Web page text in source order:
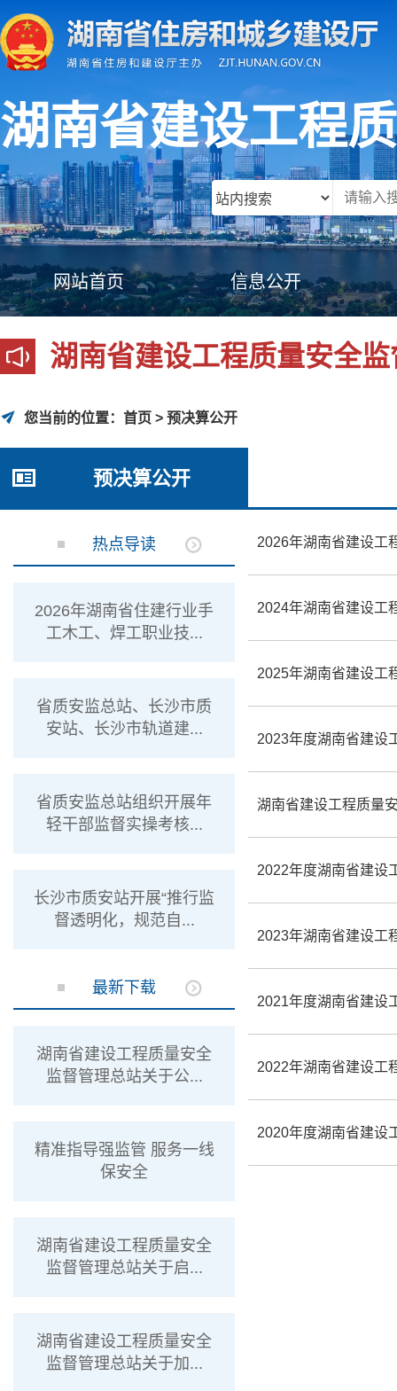
湖南省建设工程
网站首页 信息公开
湖南省建设工程质量安全
您当前的位置： 首页 > 预决算公开
预决算公开
热点导读
2026年湖南省住建行业手
工木工、焊工职业技...
省质安监总站、长沙市质
安站、长沙市轨道建...
省质安监总站组织开展年
轻干部监督实操考核...
长沙市质安站开展“推行监
督透明化，规范自...
最新下载
湖南省建设工程质量安全
监督管理总站关于公...
精准指导强监管 服务一线
保安全
湖南省建设工程质量安全
监督管理总站关于启...
湖南省建设工程质量安全
监督管理总站关于加...
2026年湖南省建设工
2024年湖南省建设工
2025年湖南省建设工
2023年度湖南省建设
湖南省建设工程质量
2022年度湖南省建设
2023年湖南省建设工
2021年度湖南省建设
2022年湖南省建设工
2020年度湖南省建设